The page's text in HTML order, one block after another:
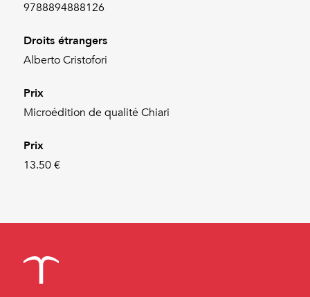
9788894888126
Droits étrangers
Alberto Cristofori
Prix
Microédition de qualité Chiari
Prix
13.50 €